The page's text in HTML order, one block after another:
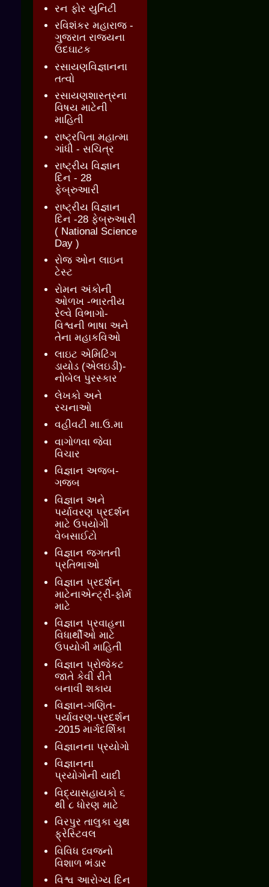
રન ફોર યુનિટી
રવિશંકર મહારાજ -
ગુજરાત રાજ્યના
ઉદઘાટક
રસાયણવિજ્ઞાનના
તત્વો
રસાયણશાસ્ત્રના
વિષય માટેની
માહિતી
રાષ્ટ્રપિતા મહાત્મા
ગાંધી - સચિત્ર
રાષ્ટ્રીય વિજ્ઞાન
દિન - 28
ફેબ્રુઆરી
રાષ્ટ્રીય વિજ્ઞાન
દિન -28 ફેબ્રુઆરી
( National Science
Day )
રોજ ઓન લાઇન
ટેસ્ટ
રોમન અંકોની
ઓળખ -ભારતીય
રેલ્વે વિભાગો-
વિશ્વની ભાષા અને
તેના મહાકવિઓ
લાઇટ એમિટિંગ
ડાયોડ (એલઇડી)-
નોબેલ પુરસ્કાર
લેખકો અને
રચનાઓ
વહીવટી મા.ઉ.મા
વાગોળવા જેવા
વિચાર
વિજ્ઞાન અજબ-
ગજબ
વિજ્ઞાન અને
પર્યાવરણ પ્રદર્શન
માટે ઉપયોગી
વેબસાઈટો
વિજ્ઞાન જગતની
પ્રતિભાઓ
વિજ્ઞાન પ્રદર્શન
માટેનાએન્ટ્રી-ફોર્મ
માટે
વિજ્ઞાન પ્રવાહના
વિધાર્થીઓ માટે
ઉપયોગી માહિતી
વિજ્ઞાન પ્રોજેકટ
જાતે કેવી રીતે
બનાવી શકાય
વિજ્ઞાન-ગણિત-
પર્યાવરણ-પ્રદર્શન
-2015 માર્ગદર્શિકા
વિજ્ઞાનના પ્રયોગો
વિજ્ઞાનના
પ્રયોગોની યાદી
વિદ્યાસહાયકો ૬
થી ૮ ધોરણ માટે
વિરપુર તાલુકા યુથ
ફ્રેસ્ટિવલ
વિવિધ ધ્વજનો
વિશાળ ભંડાર
વિશ્વ આરોગ્ય દિન